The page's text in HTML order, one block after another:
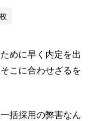
めに早く内定を出
こに合わせざるを
括採用の弊害なん